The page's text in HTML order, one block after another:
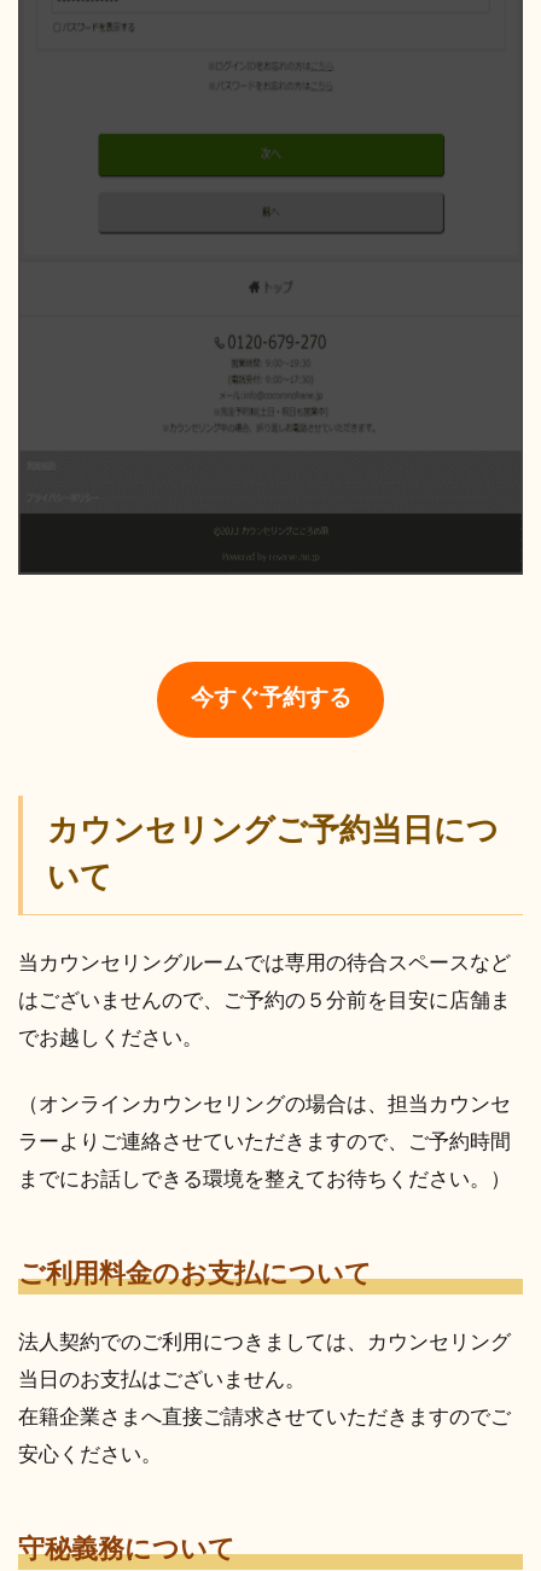
今すぐ予約する
カウンセリングご予約当日につ
いて
当カウンセリングルームでは専用の待合スペースなど
はございませんので、ご予約の５分前を目安に店舗ま
でお越しください。
（オンラインカウンセリングの場合は、担当カウンセ
ラーよりご連絡させていただきますので、ご予約時間
までにお話しできる環境を整えてお待ちください。）
ご利用料金のお支払について
法人契約でのご利用につきましては、カウンセリング
当日のお支払はございません。
在籍企業さまへ直接ご請求させていただきますのでご
安心ください。
守秘義務について